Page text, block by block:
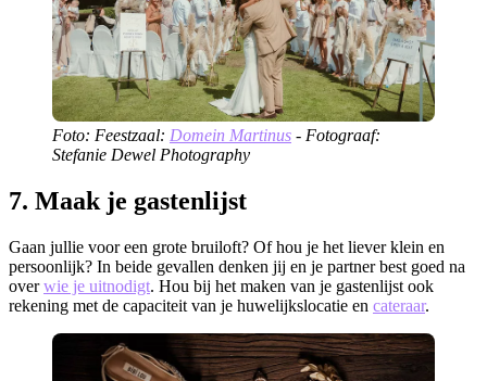
Foto: Feestzaal: Domein Martinus - Fotograaf:
Stefanie Dewel Photography
7. Maak je gastenlijst
Gaan jullie voor een grote bruiloft? Of hou je het liever klein en
persoonlijk? In beide gevallen denken jij en je partner best goed na
overwie je uitnodigt. Hou bij het maken van je gastenlijst ook
rekening met de capaciteit van je huwelijkslocatie en cateraar.